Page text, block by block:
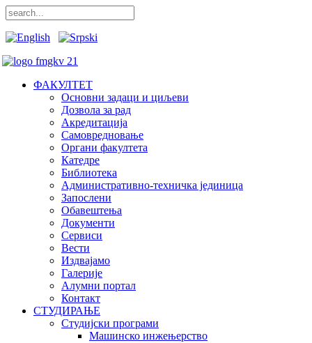
ФАКУЛТЕТ
Основни задаци и циљеви
Дозвола за рад
Акредитација
Самовредновање
Органи факултета
Катедре
Библиотека
Административно-техничка јединица
Запослени
Обавештења
Документи
Сервиси
Вести
Издвајамо
Галерије
Алумни портал
Контакт
СТУДИРАЊЕ
Студијски програми
Машинско инжењерство